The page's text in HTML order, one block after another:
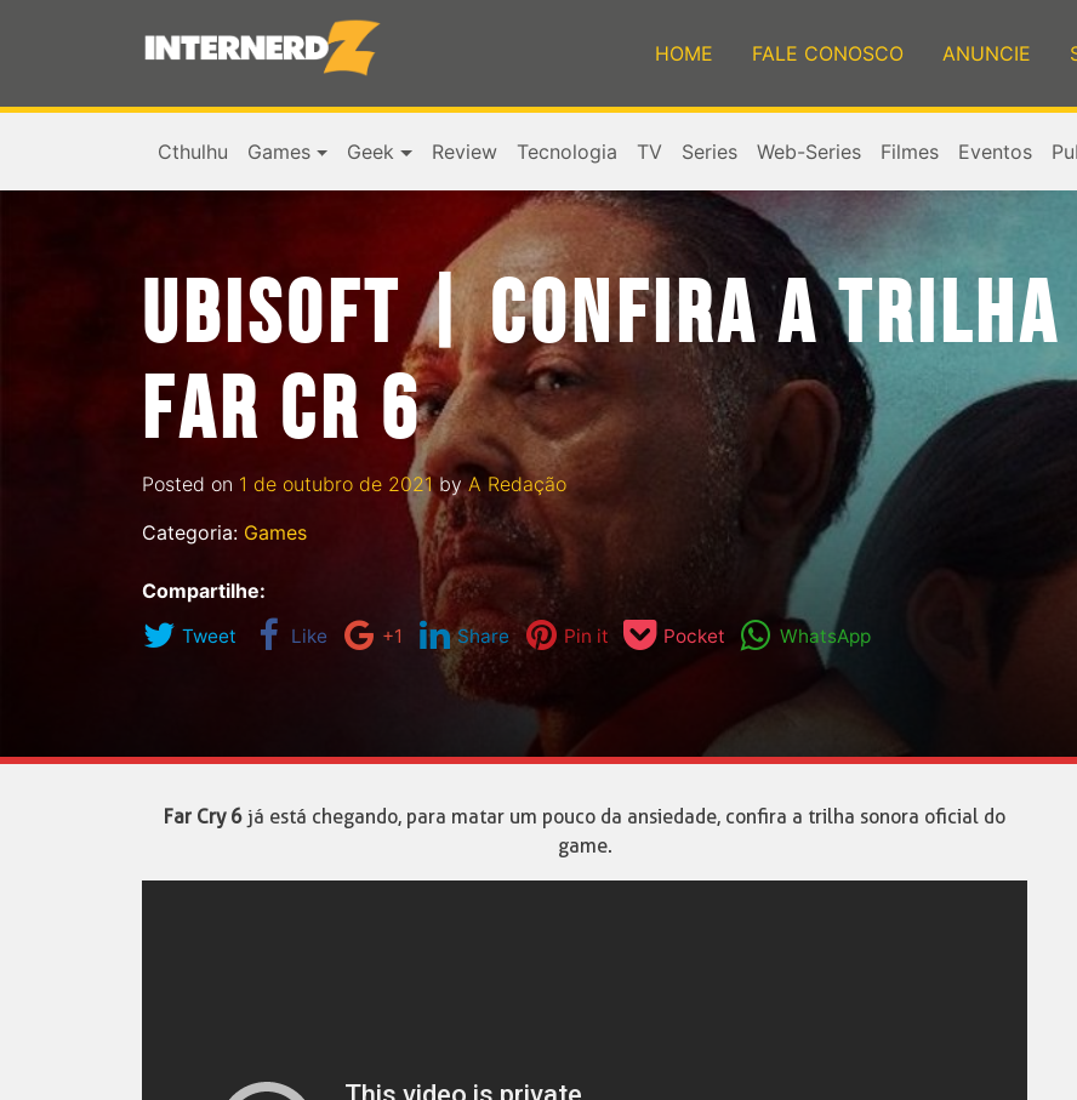
HOME FALE CONOSCO ANUNCIE
Cthulhu Games Geek Review Tecnologia TV Series Web-Series Filmes Eventos
UBISOFT | CONFIRA A TRILHA
FAR CR 6
Posted on 1 de outubro de 2021 byA Redação
Categoria: Games
Compartilhe:
Tweet Like +1 Share Pin it Pocket WhatsApp
Far Cry 6 já está chegando, para matar um pouco da ansiedade, confira a trilha sonora oficial do
game.